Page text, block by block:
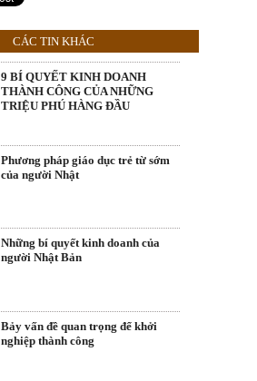
CÁC TIN KHÁC
9 BÍ QUYẾT KINH DOANH
THÀNH CÔNG CỦA NHỮNG
TRIỆU PHÚ HÀNG ĐẦU
Phương pháp giáo dục trẻ từ sớm
của người Nhật
Những bí quyết kinh doanh của
người Nhật Bản
Bảy vấn đề quan trọng để khởi
nghiệp thành công